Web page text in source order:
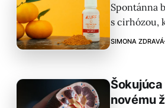
Spontánna
s cirhózou,
SIMONA ZDRAVÁ
novému